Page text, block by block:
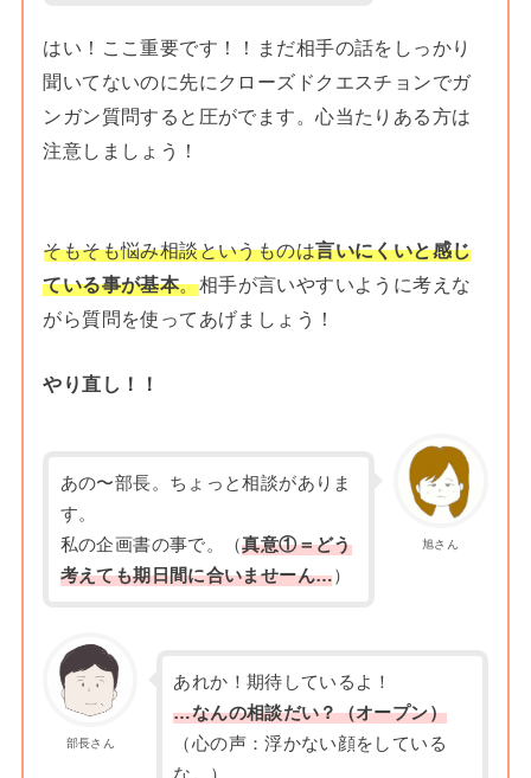
はい！ここ重要です！！まだ相手の話をしっかり
聞いてないのに先にクローズドクエスチョンでガ
ンガン質問すると圧がでます。心当たりある方は
注意しましょう！
そもそも悩み相談というものは言いにくいと感じ
ている事が基本。相手が言いやすいように考えな
がら質問を使ってあげましょう！
やり直し！！
旭さん
あの〜部長。ちょっと相談がありま
す。
私の企画書の事で。（真意①＝どう
考えても期日間に合いませーん…）
部長さん
あれか！期待しているよ！
…なんの相談だい？（オープン）
（心の声：浮かない顔をしている